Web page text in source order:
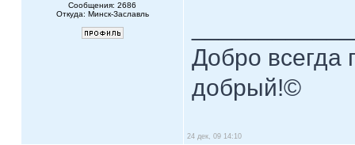
Сообщения: 2686
Откуда: Минск-Заславль
Добро всегда
добрый!©
24 дек, 09 14:10